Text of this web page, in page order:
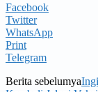
Facebook
Twitter
WhatsApp
Print
Telegram
Berita sebelumya